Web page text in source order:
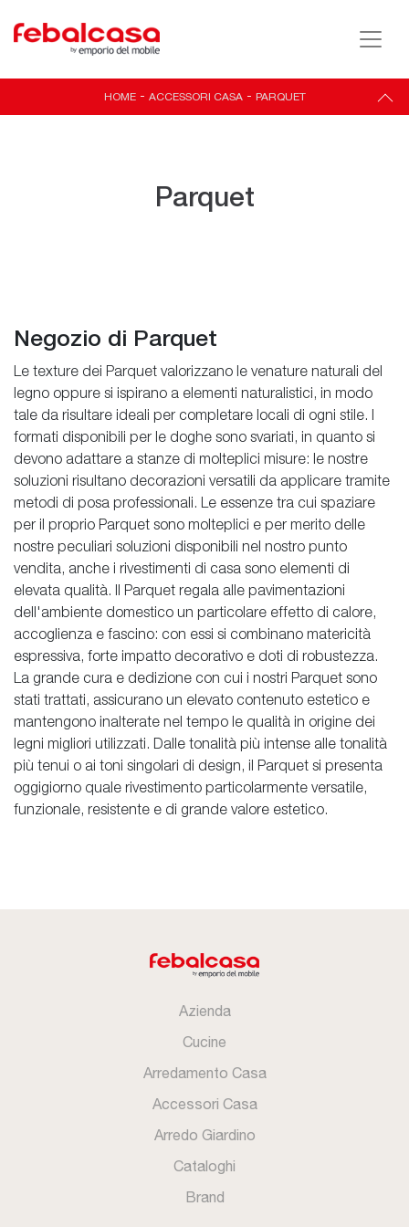
HOME- ACCESSORI CASA - PARQUET
Parquet
Negozio di Parquet
Le texture dei Parquet valorizzano le venature naturali del
legno oppure si ispirano a elementi naturalistici, in modo
tale da risultare ideali per completare locali di ogni stile. I
formati disponibili per le doghe sono svariati, in quanto si
devono adattare a stanze di molteplici misure: le nostre
soluzioni risultano decorazioni versatili da applicare tramite
metodi di posa professionali. Le essenze tra cui spaziare
per il proprio Parquet sono molteplici e per merito delle
nostre peculiari soluzioni disponibili nel nostro punto
vendita, anche i rivestimenti di casa sono elementi di
elevata qualità. Il Parquet regala alle pavimentazioni
dell'ambiente domestico un particolare effetto di calore,
accoglienza e fascino: con essi si combinano matericità
espressiva, forte impatto decorativo e doti di robustezza.
La grande cura e dedizione con cui i nostri Parquet sono
stati trattati, assicurano un elevato contenuto estetico e
mantengono inalterate nel tempo le qualità in origine dei
legni migliori utilizzati. Dalle tonalità più intense alle tonalità
più tenui o ai toni singolari di design, il Parquet si presenta
oggigiorno quale rivestimento particolarmente versatile,
funzionale, resistente e di grande valore estetico.
Azienda
Cucine
Arredamento Casa
Accessori Casa
Arredo Giardino
Cataloghi
Brand